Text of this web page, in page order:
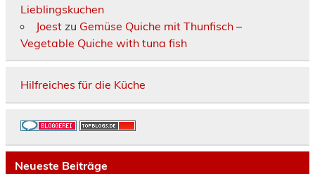
Lieblingskuchen
Joestzu Gemüse Quiche mit Thunfisch –
Vegetable Quiche with tuna fish
Hilfreiches für die Küche
Neueste Beiträge